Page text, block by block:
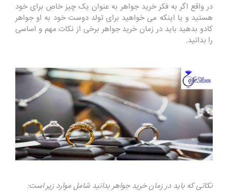
در واقع اگر به فکر خرید جواهر به عنوان یک چیز خاص برای خود
هستید و یا اینکه می خواهید برای تولد دوست خود به او جواهر
کادو بدهید باید در زمان خرید جواهر برخی از نکات مهم و اساسی
را بدانید.
نکاتی که باید در زمان خرید جواهر بدانید شامل موارد زیر است: